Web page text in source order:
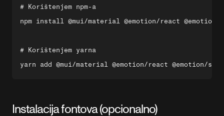
# Korištenjem npm-a
npm install @mui/material @emotion/react @emotion/
# Korištenjem yarna
Instalacija fontova (opcionalno)